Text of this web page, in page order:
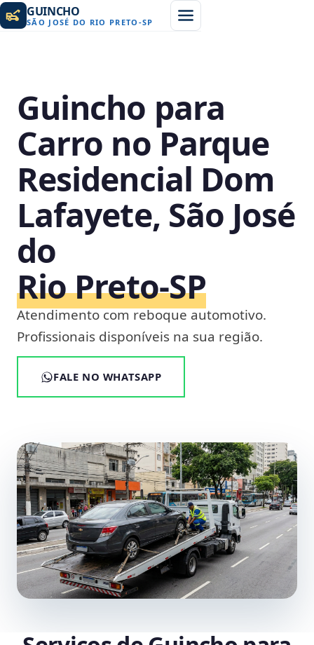
GUINCHO
SÃO JOSÉ DO RIO PRETO -SP
Guincho para
Carro no Parque
Residencial Dom
Lafayete, São José
do
Rio Preto‑SP
Atendimento com reboque automotivo.
Profissionais disponíveis na sua região.
FALE NO WHATSAPP